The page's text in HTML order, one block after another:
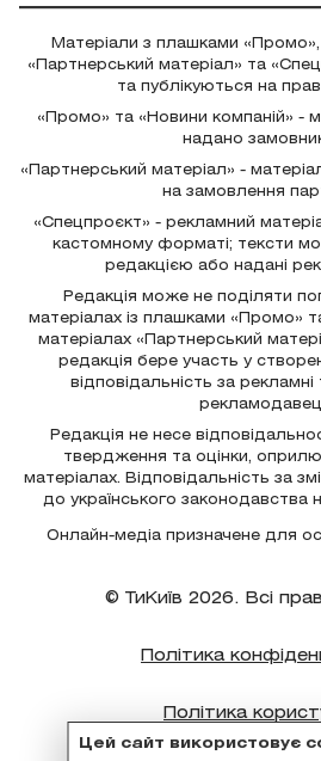
Цей сайт використовує
Матеріали з плашками «Промо»,
«Партнерський матеріал» та
та публікуються на
«Промо» та «Новини компаній» -
надано
«Партнерський матеріал» -
на замовлення
«Спецпроєкт» - рекламний
кастомному форматі; тексти
редакцією або надані
Редакція може не поділяти
матеріалах із плашками «Промо»
матеріалах «Партнерський
редакція бере участь у
відповідальність за
Редакція не несе
твердження та оцінки,
матеріалах. Відповідальність за
до українського законодавства
Онлайн-медіа призначене для
© ТиКиїв 2026. Всі
Політика
Політика